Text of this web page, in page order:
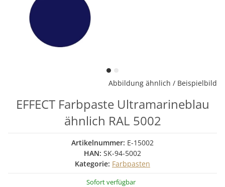
Abbildung ähnlich / Beispielbild
EFFECT Farbpaste Ultramarineblau
ähnlich RAL 5002
Artikelnummer: E-15002
HAN: SK-94-5002
Kategorie: Farbpasten
Sofort verfügbar